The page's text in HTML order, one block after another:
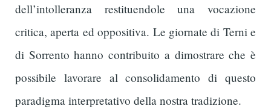
dell’intolleranza restituendole una vocazione
critica, aperta ed oppositiva. Le giornate di Terni e
di Sorrento hanno contribuito a dimostrare che è
possibile lavorare al consolidamento di questo
paradigma interpretativo della nostra tradizione.